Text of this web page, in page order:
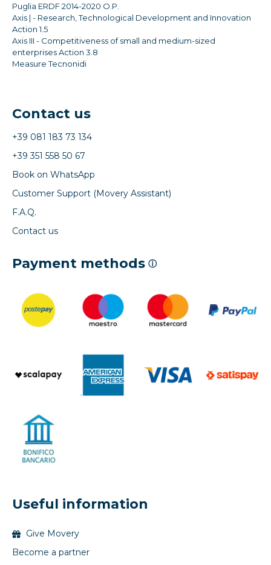
Puglia ERDF 2014-2020 O.P.
Axis | - Research, Technological Development and Innovation
Action 1.5
Axis III - Competitiveness of small and medium-sized
enterprises Action 3.8
Measure Tecnonidi
Contact us
+39 081 183 73 134
+39 351 558 50 67
Book on WhatsApp
Customer Support (Movery Assistant)
F.A.Q.
Contact us
Payment methods ⓘ
Useful information
Give Movery
Become a partner